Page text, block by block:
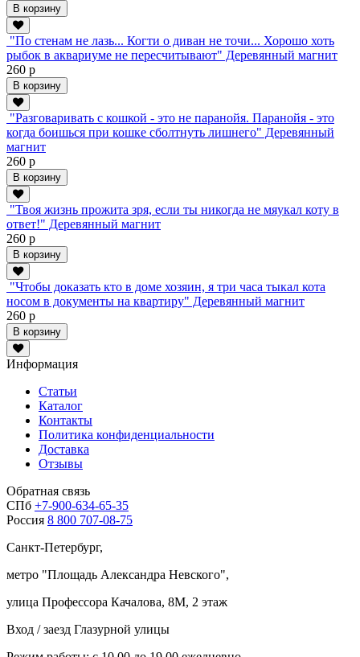
В корзину
"По стенам не лазь... Когти о диван не точи... Хорошо хоть
рыбок в аквариуме не пересчитывают" Деревянный магнит
260 р
В корзину
"Разговаривать с кошкой - это не паранойя. Паранойя - это
когда боишься при кошке сболтнуть лишнего" Деревянный
магнит
260 р
В корзину
"Твоя жизнь прожита зря, если ты никогда не мяукал коту в
ответ!" Деревянный магнит
260 р
В корзину
"Чтобы доказать кто в доме хозяин, я три часа тыкал кота
носом в документы на квартиру" Деревянный магнит
260 р
В корзину
Информация
Статьи
Каталог
Контакты
Политика конфиденциальности
Доставка
Отзывы
Обратная связь
СПб +7-900-634-65-35
Россия 8 800 707-08-75
Санкт-Петербург,
метро "Площадь Александра Невского",
улица Профессора Качалова, 8М, 2 этаж
Вход / заезд Глазурной улицы